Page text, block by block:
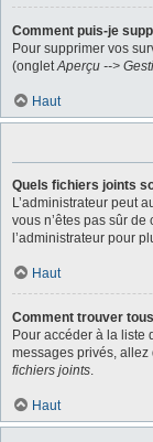
Comment puis-je
Pour supprimer vos
(ongletAperçu -->
Haut
Quels fichiers joints
L’administrateur peut
vous n’êtes pas sûr
l’administrateur pour
Haut
Comment trouver
Pour accéder à la liste
messages privés, allez
fichiers joints.
Haut